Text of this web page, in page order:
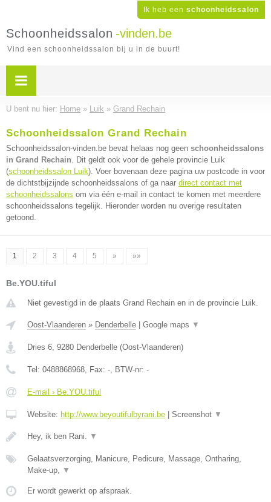
Ik heb een schoonheidssalon
Schoonheidssalon -vinden.be
Vind een schoonheidssalon bij u in de buurt!
U bent nu hier: Home » Luik » Grand Rechain
Schoonheidssalon Grand Rechain
Schoonheidssalon-vinden.be bevat helaas nog geen schoonheidssalons
in Grand Rechain. Dit geldt ook voor de gehele provincie Luik
(schoonheidssalon Luik). Voer bovenaan deze pagina uw postcode in voor
de dichtstbijzijnde schoonheidssalons of ga naar direct contact met
schoonheidssalons om via één e-mail in contact te komen met meerdere
schoonheidssalons tegelijk. Hieronder worden nu overige resultaten
getoond.
1 2 3 4 5 » »»
Be.YOU.tiful
Niet gevestigd in de plaats Grand Rechain en in de provincie Luik.
Oost-Vlaanderen » Denderbelle Google maps ▼
Dries 6, 9280 Denderbelle (Oost-Vlaanderen)
Tel: 0488868968, Fax: -, BTW-nr: -
E-mail › Be.YOU.tiful
Website: http://www.beyoutifulbyrani.be Screenshot ▼
Hey, ik ben Rani. ▼
Gelaatsverzorging, Manicure, Pedicure, Massage, Ontharing,
Make-up, ▼
Er wordt gewerkt op afspraak.